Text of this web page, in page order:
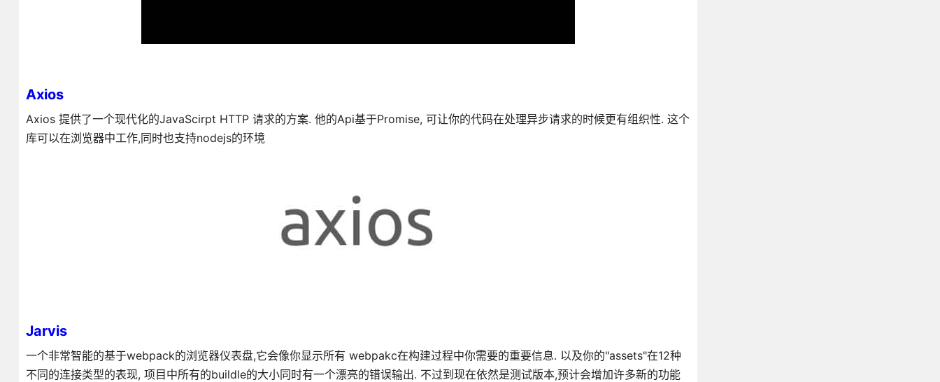
Аxios
Axios 提供了一个现代化的JavaScirpt HTTP 请求的方案. 他的Api基于Promise, 可让你的代码在处理异步请求的时候更有组织性. 这个
库可以在浏览器中工作,同时也支持nodejs的环境
Jarvis
一个非常智能的基于webpack的浏览器仪表盘,它会像你显示所有 webpakc在构建过程中你需要的重要信息. 以及你的"assets"在12种
不同的连接类型的表现, 项目中所有的buildle的大小同时有一个漂亮的错误输出. 不过到现在依然是测试版本,预计会增加许多新的功能